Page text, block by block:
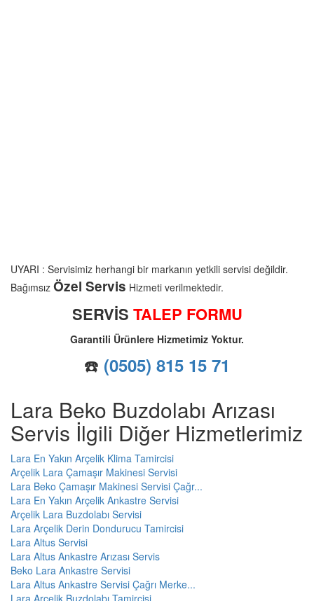
UYARI : Servisimiz herhangi bir markanın yetkili servisi değildir.
Bağımsız Özel Servis Hizmeti verilmektedir.
SERVİS TALEP FORMU
Garantili Ürünlere Hizmetimiz Yoktur.
☎️ (0505) 815 15 71
Lara Beko Buzdolabı Arızası
Servis İlgili Diğer Hizmetlerimiz
Lara En Yakın Arçelik Klima Tamircisi
Arçelik Lara Çamaşır Makinesi Servisi
Lara Beko Çamaşır Makinesi Servisi Çağr...
Lara En Yakın Arçelik Ankastre Servisi
Arçelik Lara Buzdolabı Servisi
Lara Arçelik Derin Dondurucu Tamircisi
Lara Altus Servisi
Lara Altus Ankastre Arızası Servis
Beko Lara Ankastre Servisi
Lara Altus Ankastre Servisi Çağrı Merke...
Lara Arçelik Buzdolabı Tamircisi